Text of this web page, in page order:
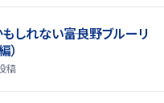
しれない――富良野ブルーリ
）
稿